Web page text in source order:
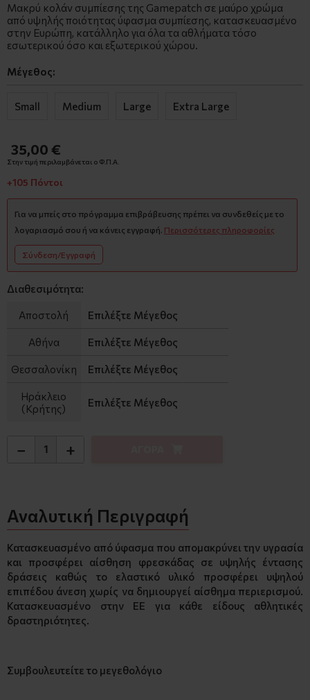
Μακρύ κολάν συμπίεσης της Gamepatch σε μαύρο χρώμα
από υψηλής ποιότητας ύφασμα συμπίεσης, κατασκευασμένο
στην Ευρώπη, κατάλληλο για όλα τα αθλήματα τόσο
εσωτερικού όσο και εξωτερικού χώρου.
Μέγεθος:
Small Medium Large Extra Large
35,00 €
Στην τιμή περιλαμβάνεται ο Φ.Π.Α.
+105 Πόντοι
Για να μπείς στο πρόγραμμα επιβράβευσης πρέπει να συνδεθείς με το
λογαριασμό σου ή να κάνεις εγγραφή. Περισσότερες πληροφορίες
Σύνδεση/Εγγραφή
Διαθεσιμότητα:
Αποστολή Επιλέξτε Μέγεθος
Αθήνα Επιλέξτε Μέγεθος
Θεσσαλονίκη Επιλέξτε Μέγεθος
Ηράκλειο
(Κρήτης)
Επιλέξτε Μέγεθος
− +
Αναλυτική Περιγραφή
Κατασκευασμένο από ύφασμα που απομακρύνει την υγρασία
και προσφέρει αίσθηση φρεσκάδας σε υψηλής έντασης
δράσεις καθώς το ελαστικό υλικό προσφέρει υψηλού
επιπέδου άνεση χωρίς να δημιουργεί αίσθημα περιερισμού.
Κατασκευασμένο στην ΕΕ για κάθε είδους αθλητικές
δραστηριότητες.
Συμβουλευτείτε το μεγεθολόγιο